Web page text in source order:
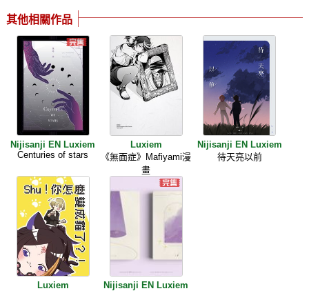
其他相關作品
Nijisanji EN Luxiem
Centuries of stars
Luxiem
《無面症》Mafiyami漫
畫
Nijisanji EN Luxiem
待天亮以前
Luxiem
Nijisanji EN Luxiem